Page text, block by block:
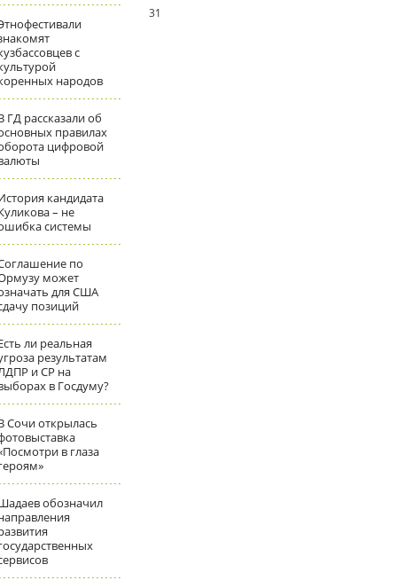
с
народов
ГД рассказали об
правилах
цифровой
кандидата
– не
системы
по
может
для США
позиций
ли реальная
результатам
и СР на
в Госдуму?
Сочи открылась
в глаза
обозначил
31